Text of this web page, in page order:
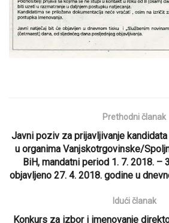
Prethodni članak
Javni poziv za prijavljivanje
u organima Vanjskotrgovinske/
BiH, mandatni period 1. 7. 2018. –
objavljeno 27. 4. 2018. godine u
Idući članak
Konkurs za izbor i imenovanje